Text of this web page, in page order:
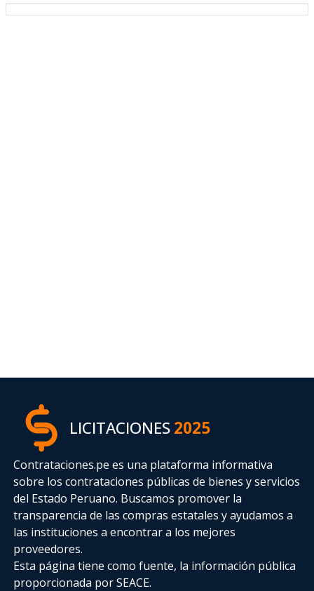
LICITACIONES2025
Contrataciones.pe es una plataforma informativa
sobre los contrataciones públicas de bienes y servicios
del Estado Peruano. Buscamos promover la
transparencia de las compras estatalesy ayudamos a
las instituciones a encontrar a los mejores
proveedores.
Esta página tiene como fuente, la información pública
proporcionada por SEACE.